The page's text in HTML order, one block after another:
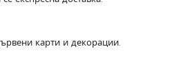
карти и декорации.